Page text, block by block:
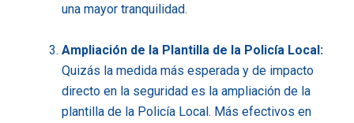
una mayor tranquilidad.
Ampliación de la Plantilla de la Policía Local:
Quizás la medida más esperada y de impacto
directo en la seguridad es la ampliación de la
plantilla de la Policía Local. Más efectivos en